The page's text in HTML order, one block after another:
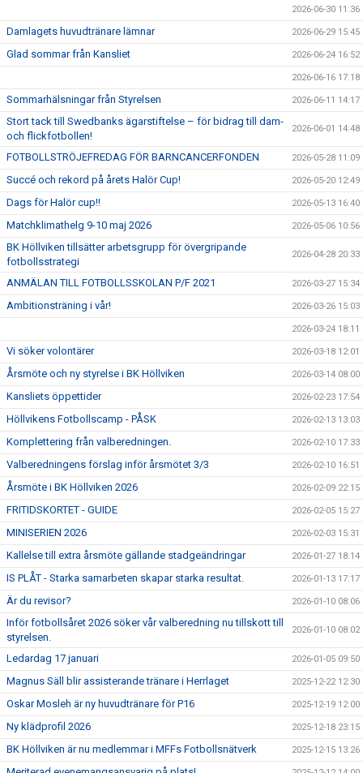
2026-06-30 11:36
Damlagets huvudtränare lämnar 2026-06-29 15:45
Glad sommar från Kansliet 2026-06-24 16:52
2026-06-16 17:18
Sommarhälsningar från Styrelsen 2026-06-11 14:17
Stort tack till Swedbanks ägarstiftelse – för bidrag till dam-
och flickfotbollen!
2026-06-01 14:48
FOTBOLLSTRÖJEFREDAG FÖR BARNCANCERFONDEN 2026-05-28 11:09
Succé och rekord på årets Halör Cup! 2026-05-20 12:49
Dags för Halör cup!! 2026-05-13 16:40
Matchklimathelg 9-10 maj 2026 2026-05-06 10:56
BK Höllviken tillsätter arbetsgrupp för övergripande
fotbollsstrategi
2026-04-28 20:33
ANMÄLAN TILL FOTBOLLSSKOLAN P/F 2021 2026-03-27 15:34
Ambitionsträning i vår! 2026-03-26 15:03
2026-03-24 18:11
Vi söker volontärer 2026-03-18 12:01
Årsmöte och ny styrelse i BK Höllviken 2026-03-14 08:00
Kansliets öppettider 2026-02-23 17:54
Höllvikens Fotbollscamp - PÅSK 2026-02-13 13:03
Komplettering från valberedningen. 2026-02-10 17:33
Valberedningens förslag inför årsmötet 3/3 2026-02-10 16:51
Årsmöte i BK Höllviken 2026 2026-02-09 22:15
FRITIDSKORTET - GUIDE 2026-02-05 15:27
MINISERIEN 2026 2026-02-03 15:31
Kallelse till extra årsmöte gällande stadgeändringar 2026-01-27 18:14
IS PLÅT - Starka samarbeten skapar starka resultat. 2026-01-13 17:17
Är du revisor? 2026-01-10 08:06
Inför fotbollsåret 2026 söker vår valberedning nu tillskott till
styrelsen.
2026-01-10 08:02
Ledardag 17 januari 2026-01-05 09:50
Magnus Säll blir assisterande tränare i Herrlaget 2025-12-22 12:30
Oskar Mosleh är ny huvudtränare för P16 2025-12-19 12:00
Ny klädprofil 2026 2025-12-18 23:15
BK Höllviken är nu medlemmar i MFFs Fotbollsnätverk 2025-12-15 13:26